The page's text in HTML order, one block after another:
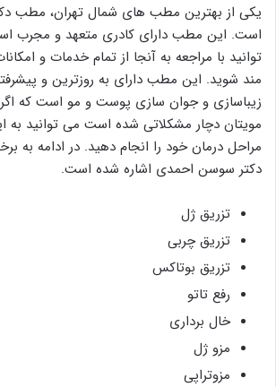
یکی از بهترین مطب های شمال تهران، مطب
است. این مطب دارای کادری متعهد و مجرب
توانید با مراجعه به آنجا از تمام خدمات و
مند شوید. این مطب دارای به روزترین و
زیباسازی و جوان سازی پوست و مو است که
مویتان دچار مشکلاتی شده است می توانید به
مراحل درمان خود را انجام دهید. در ادامه به
دکتر سوسن احمدی اشاره شده است.
تزریق ژل
تزریق چربی
تزریق بوتاکس
رفع تاتو
خال برداری
مزو ژل
مزوتراپی